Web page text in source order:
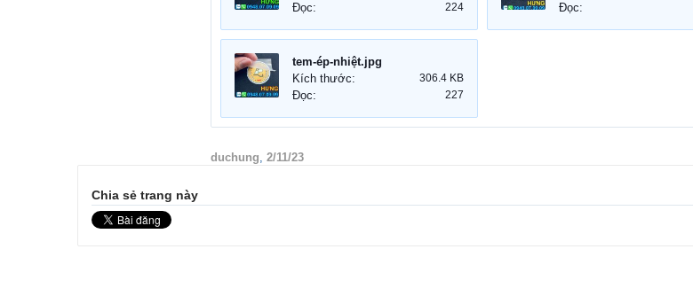
Đọc: 224 Đọc:
tem-ép-nhiệt.jpg
Kích thước:
306.4 KB
Đọc: 227
duchung, 2/11/23
Chia sẻ trang này